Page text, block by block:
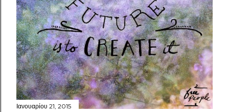
Ιανουαρίου 21, 2015